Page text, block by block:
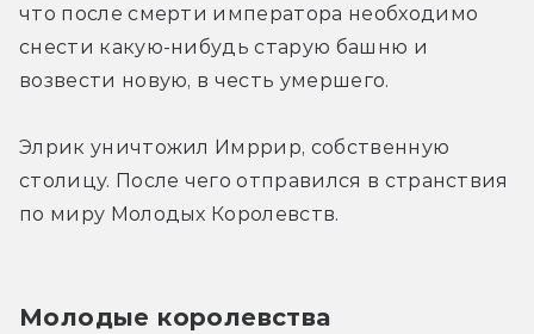
что после смерти императора необходимо
снести какую-нибудь старую башню и
возвести новую, в честь умершего.
Элрик уничтожил Имррир, собственную
столицу. После чего отправился в странствия
по миру Молодых Королевств.
Молодые королевства